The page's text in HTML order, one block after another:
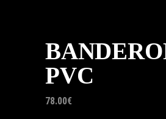
PVC
78.00€